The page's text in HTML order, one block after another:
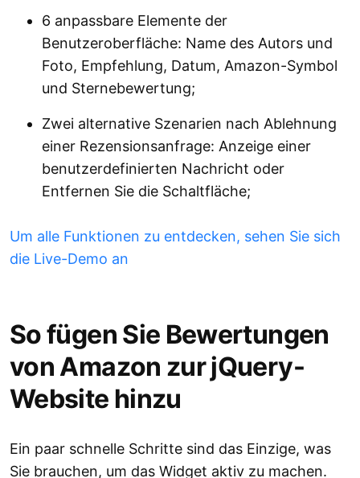
6 anpassbare Elemente der
Benutzeroberfläche: Name des Autors und
Foto, Empfehlung, Datum, Amazon-Symbol
und Sternebewertung;
Zwei alternative Szenarien nach Ablehnung
einer Rezensionsanfrage: Anzeige einer
benutzerdefinierten Nachricht oder
Entfernen Sie die Schaltfläche;
Um alle Funktionen zu entdecken, sehen Sie sich
die Live-Demo an
So fügen Sie Bewertungen
von Amazon zur jQuery-
Website hinzu
Ein paar schnelle Schritte sind das Einzige, was
Sie brauchen, um das Widget aktiv zu machen.